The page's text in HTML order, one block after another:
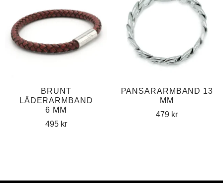
BRUNT
LÄDERARMBAND
6 MM
495 kr
PANSARARMBAND 13
MM
479 kr